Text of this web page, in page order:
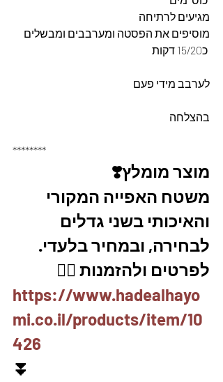
מגיעים לרתיחה
מוסיפים את הפסטה ומערבבים ומבשלים
לערבב מידי פעם
בהצלחה
********
מוצר מומלץ❣️
משטח האפייה המקורי
והאיכותי בשני גדלים
לבחירה, ובמחיר בלעדי.
לפרטים ולהזמנות 👇🏼
https://www.hadealhayo
mi.co.il/products/item/10
426
⏬